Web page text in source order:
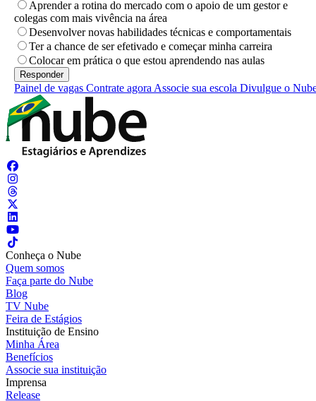
Aprender a rotina do mercado com o apoio de um gestor e
colegas com mais vivência na área
Desenvolver novas habilidades técnicas e comportamentais
Ter a chance de ser efetivado e começar minha carreira
Colocar em prática o que estou aprendendo nas aulas
Painel de vagas Contrate agora Associe sua escola Divulgue o
Conheça o Nube
Quem somos
Faça parte do Nube
Blog
TV Nube
Feira de Estágios
Instituição de Ensino
Minha Área
Benefícios
Associe sua instituição
Imprensa
Release